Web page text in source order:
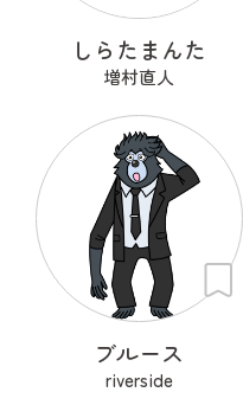
しらたまんた
増村直人
ブルース
riverside